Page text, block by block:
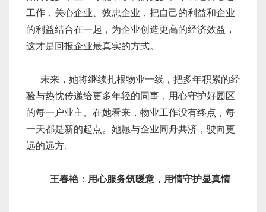
工作，关心企业、效忠企业，把自己的利益和企业
的利益结合在一起，为企业创造更高的经济效益，
这才是回报企业最真实的方式。
未来，她将继续扎根物业一线，把多年积累的经
验与热忱传递给更多年轻的同事，用心守护好园区
的每一户业主。在她看来，物业工作没有终点，每
一天都是新的起点。她愿与企业同舟共济，驶向更
远的远方。
王春艳：用心服务筑暖意，用情守护显真情